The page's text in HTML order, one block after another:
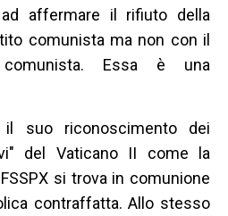
affermare il rifiuto della
comunista ma non con il
Essa è una
il suo riconoscimento dei
del Vaticano II come la
si trova in comunione
contraffatta. Allo stesso